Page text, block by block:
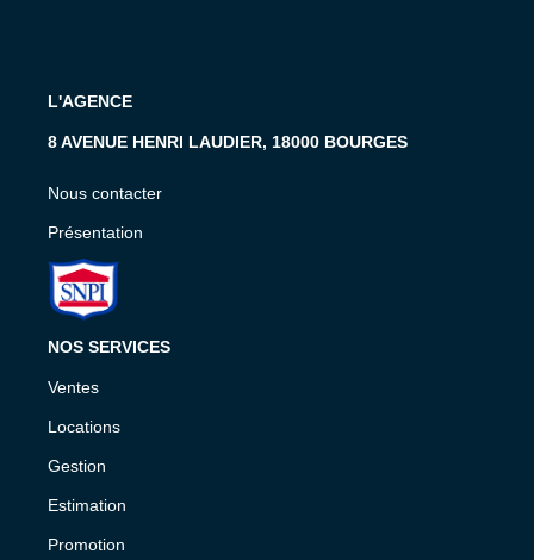
L'AGENCE
8 AVENUE HENRI LAUDIER, 18000 BOURGES
Nous contacter
Présentation
NOS SERVICES
Ventes
Locations
Gestion
Estimation
Promotion